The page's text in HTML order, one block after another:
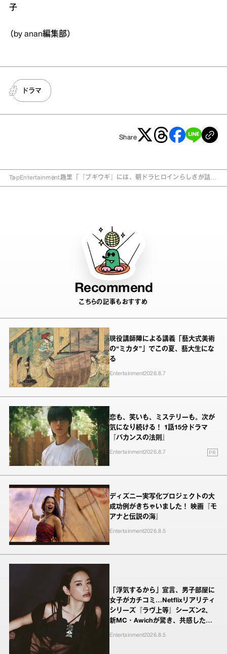
子
（by anan編集部）
ドラマ
Share
TopEntertainment趣里「『ブギウギ』には、朝ドラヒロインらしさが詰ま
Recommend
こちらの記事もおすすめ
現役講師陣による講義「藝大式美術
の“ミカタ”」でこの夏、藝大生にな
る
Entertainment2026.8.7
恋も、笑いも、ミステリーも。次が
気になり続ける！ 1話15分ドラマ
『バカンスの法則』
Entertainment2026.8.7 PR
ディズニー実写化プロジェクトの大
成功例がきちゃいました！ 映画『モ
アナと伝説の海』
Entertainment2026.8.5
「浮気するから」宣言、男子部屋に
女子がカチコミ…Netflixリアリティ
シリーズ『ラヴ上等』シーズン2、
新MC・Awichが驚き、共感したヤ
Entertainment2026.8.5